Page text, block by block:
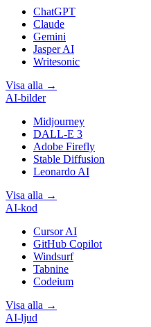
ChatGPT
Claude
Gemini
Jasper AI
Writesonic
Visa alla →
AI-bilder
Midjourney
DALL-E 3
Adobe Firefly
Stable Diffusion
Leonardo AI
Visa alla →
AI-kod
Cursor AI
GitHub Copilot
Windsurf
Tabnine
Codeium
Visa alla →
AI-ljud